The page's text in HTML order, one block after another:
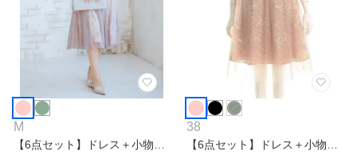
M
【6点セット】ドレス＋小物5
38
【6点セット】ドレス＋小物5